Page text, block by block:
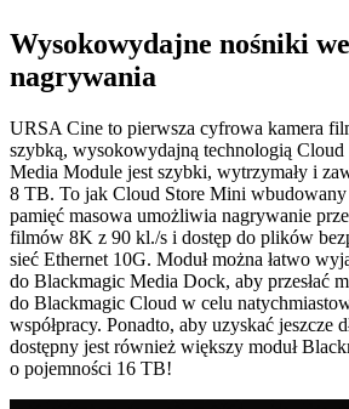
Wysokowydajne nośniki
nagrywania
URSA Cine to pierwsza cyfrowa kamera
szybką, wysokowydajną technologią
Media Module jest szybki, wytrzymały i
8 TB. To jak Cloud Store Mini wbudowany
pamięć masowa umożliwia nagrywanie
filmów 8K z 90 kl./s i dostęp do plików
sieć Ethernet 10G. Moduł można łatwo
do Blackmagic Media Dock, aby przesłać
do Blackmagic Cloud w celu
współpracy. Ponadto, aby uzyskać jeszcze
dostępny jest również większy moduł
o pojemności 16 TB!